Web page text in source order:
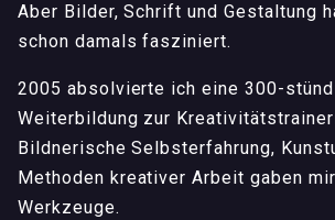
Aber Bilder, Schrift und Gestaltung
schon damals fasziniert.
2005 absolvierte ich eine 300-
Weiterbildung zur
Bildnerische Selbsterfahrung,
Methoden kreativer Arbeit gaben
Werkzeuge.